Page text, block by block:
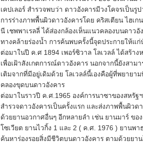
เคปเลอร์ สำรวจพบว่า ดาวอังคารมีวงโคจรเป็น
การร่างภาพพื้นผิวดาวอังคารโดย คริสเตียน ไฮเ
นี เชพพาเรลลี่ ได้ส่องกล้องเห็นแนวคลองบนดาวอั
ทางคล้ายร่องน้ำ การค้นพบครั้งนี้จุดประกายให้แ
ต่อมาในปี ค.ศ 1894 เพอร์ซิวาล โลเวลล์ ได้สร้า
เพื่อเฝ้าสังเกตการณ์ดาวอังคาร นอกจากนี้ยังสาม
เติมจากที่มีอยู่เดิมด้วย โลเวลล์นี้เองคือผู้ที่พยาย
คลองขุดบนดาวอังคาร
ต่อมาในราวปี ค.ศ.1965 องค์การนาซาของสหรัฐ
สำรวจดาวอังคารเป็นครั้งแรก และส่งภาพพื้นผิว
ด้วยยานอวกาศอื่นๆ อีกหลายลำ เช่น ยานมาร์ ข
โซเวียต ยานไวกิ้ง 1 และ 2 ( ค.ศ. 1976 ) ยานพ
ค้นหาร่องรอยสิ่งมีชีวิตบนดาวอังคาร ตามด้วยยาน